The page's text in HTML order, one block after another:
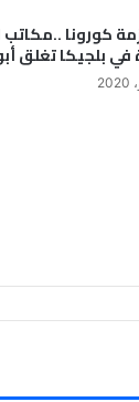
كورونا ..مكاتب
في بلجيكا تغلق